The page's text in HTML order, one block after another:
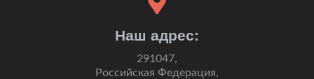
Наш адрес:
291047,
Российская Федерация,